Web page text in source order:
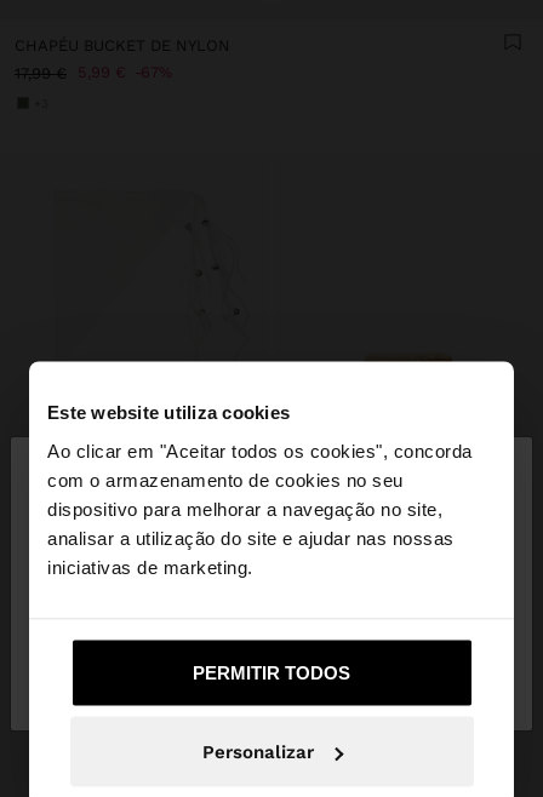
Este website utiliza cookies
Ao clicar em "Aceitar todos os cookies", concorda
com o armazenamento de cookies no seu
dispositivo para melhorar a navegação no site,
analisar a utilização do site e ajudar nas nossas
iniciativas de marketing.
PERMITIR TODOS
Personalizar
Está a aceder ao site a partir de Portugal. Deseja
navegar no nosso site United States?
CHAPÉU BUCKET DE NYLON
17,99 €
5,99 € 67%